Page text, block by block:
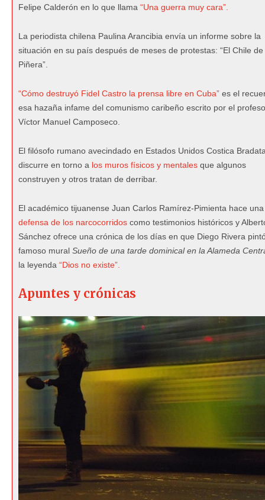
Felipe Calderón en lo que llama “Una guerra muy cara”.
La periodista chilena Paulina Arancibia envía un informe sobre la
situación en su país después de meses de protestas: “El Chile de
Piñera”.
“Cómo destruyó Fidel Castro la prensa libre en Cuba” es el
esa hazaña infame del comunismo caribeño escrito por el
Víctor Manuel Camposeco.
El filósofo rumano avecindado en Estados Unidos Costica
discurre en torno a los muros físicos y mentales que algunos
construyen y otros tratan de derribar.
El académico tijuanense Juan Carlos Ramírez-Pimienta hace una
defensa de los narcocorridos como testimonios históricos y
Sánchez ofrece una crónica de los días en que Diego Rivera
famoso mural Sueño de una tarde dominical en la Alameda
la leyenda “Dios no existe”.
Apuntes y crónicas